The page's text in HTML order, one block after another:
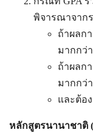
พิจารณาจาก
ถ้าผลก
มากกว่
ถ้าผลก
มากกว่
และต้อ
หลักสูตรนานาชาติ